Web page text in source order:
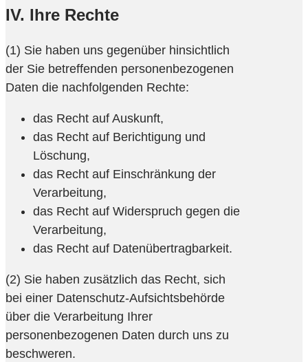
IV. Ihre Rechte
(1) Sie haben uns gegenüber hinsichtlich
der Sie betreffenden personenbezogenen
Daten die nachfolgenden Rechte:
das Recht auf Auskunft,
das Recht auf Berichtigung und
Löschung,
das Recht auf Einschränkung der
Verarbeitung,
das Recht auf Widerspruch gegen die
Verarbeitung,
das Recht auf Datenübertragbarkeit.
(2) Sie haben zusätzlich das Recht, sich
bei einer Datenschutz-Aufsichtsbehörde
über die Verarbeitung Ihrer
personenbezogenen Daten durch uns zu
beschweren.